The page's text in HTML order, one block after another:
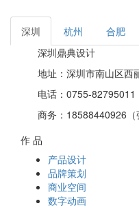
深圳 杭州
合肥
深圳鼎典设计
地址：深圳市南山区西
电话：0755-82795011
商务：18588440926（
作 品
产品设计
品牌策划
商业空间
数字动画